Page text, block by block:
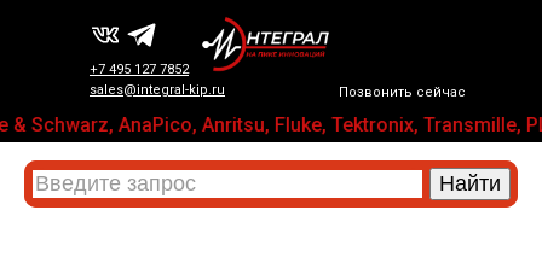
Позвонить сейчас
+7 495 127 7852
sales@integral-kip.ru
AnaPico, Anritsu, Fluke, Tektronix, Transmille,